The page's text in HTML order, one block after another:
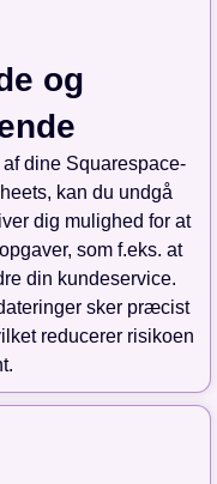
og
dine Squarespace-
kan du undgå
dig mulighed for at
som f.eks. at
din kundeservice.
sker præcist
reducerer risikoen